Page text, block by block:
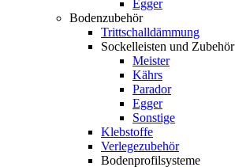
Egger
Bodenzubehör
Trittschalldämmung
Sockelleisten und Zubehör
Meister
Kährs
Parador
Egger
Sonstige
Klebstoffe
Verlegezubehör
Bodenprofilsysteme